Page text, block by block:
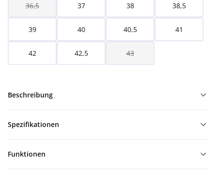
36,5 37 38 38,5
39 40 40,5 41
42 42,5 43
Beschreibung
Spezifikationen
Funktionen